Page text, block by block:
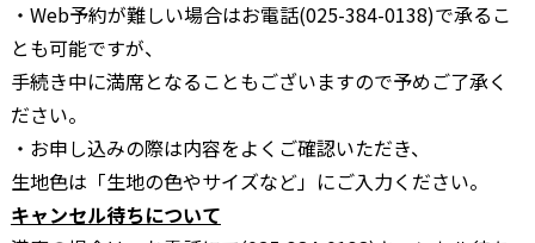
・Web予約が難しい場合はお電話(025-384-0138)で承るこ
とも可能ですが、
手続き中に満席となることもございますので予めご了承く
ださい。
・お申し込みの際は内容をよくご確認いただき、
生地色は「生地の色やサイズなど」にご入力ください。
キャンセル待ちについて